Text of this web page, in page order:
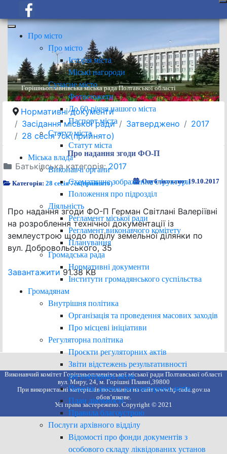
Про місто
Про місто
Історія міста
Міські нагороди
Сучасне місто
Фотосюжети
До 60-річчя нашого міста
Паспорт міста
Статут міста
Статут міста
Міська влада
Виконавчі органи
Схематичне зображення структури
Положення про підрозділ
Діяльність
Регламент міської ради
Регламент виконавчого комітету
Планування
Громадська рада
Нормативні документи
Інститути громадянського суспільства
Громадянам
Внутрішня політика
Організація та проведення масових заходів
Про місцеві ініціативи
Регуляторна політика
Проєкти регуляторних актів
Звіти відстежень результативності
регуляторних актів
Перелік діючих регуляторних актів
План діяльності
Правила благоустрою
Послуги архівного відділу
Відомості про фонди документів з
особового складу ліквідованих установ
Горішньоплавнівська міська рада Полтавської області
Нормативні документи
Засідання міської ради
Затверджено
2017
28 сесія 7ск(прийнято)
Про надання згоди ФО-П
Батьківська категорія:2017
Категорія:28 сесія 7ск(прийнято) Опубліковано: 19.10.2017
Про надання згоди ФО-П Герман Світлані Валеріївні
на розроблення технічної документації із
землеустрою щодо поділу земельної ділянки по
вул. Добровольського, 35
Завантажити 91.38 KB
Виконавчий комітет Горішньоплавнівської міської ради Полтавської області
вул. Миру, 24, м. Горішні Плавні,39800
При використанні матеріалів посилання на сайт www.hp-rada.gov.ua
обов’язкове.
Усі права застережено. Copyright © 2021